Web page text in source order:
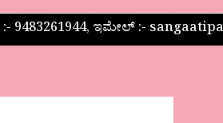
9483261944, ಇಮೇಲ್ :-